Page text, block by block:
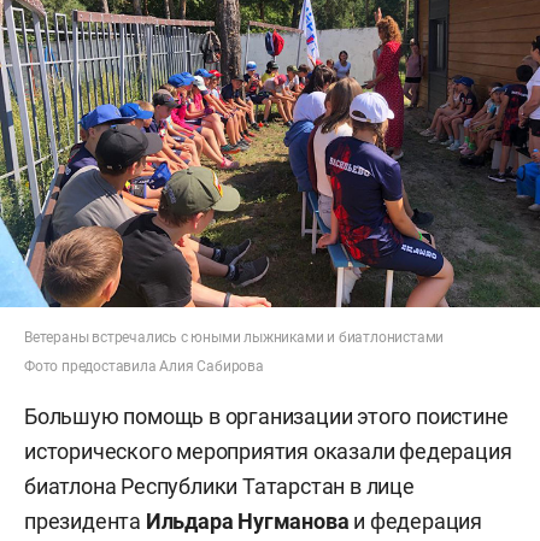
Ветераны встречались с юными лыжниками и биатлонистами
Фото предоставила Алия Сабирова
Большую помощь в организации этого поистине
исторического мероприятия оказали федерация
биатлона Республики Татарстан в лице
президента Ильдара Нугманова и федерация